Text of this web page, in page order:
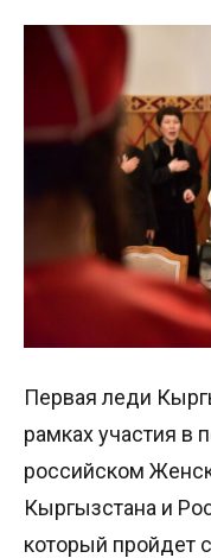
Первая леди
рамках участия в
российском
Кыргызстана и
который пройдет